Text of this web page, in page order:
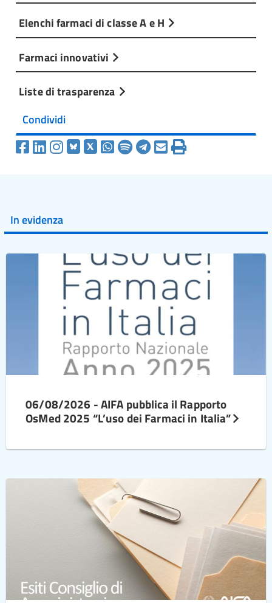
Elenchi farmaci di classe A e H
Farmaci innovativi
Liste di trasparenza
Condividi
In evidenza
06/08/2026 - AIFA pubblica il Rapporto
OsMed 2025 “L’uso dei Farmaci in Italia”